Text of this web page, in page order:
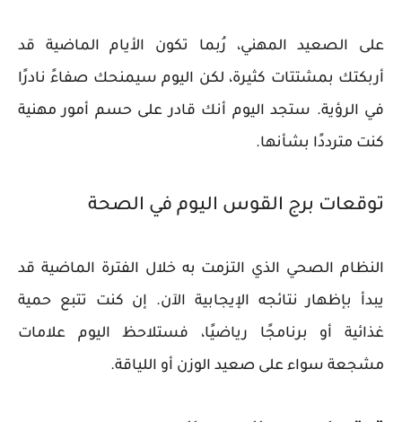
على الصعيد المهني، رُبما تكون الأيام الماضية قد
أربكتك بمشتتات كثيرة، لكن اليوم سيمنحك صفاءً نادرًا
في الرؤية. ستجد اليوم أنك قادر على حسم أمور مهنية
كنت مترددًا بشأنها.
توقعات برج القوس اليوم في الصحة
النظام الصحي الذي التزمت به خلال الفترة الماضية قد
يبدأ بإظهار نتائجه الإيجابية الآن. إن كنت تتبع حمية
غذائية أو برنامجًا رياضيًا، فستلاحظ اليوم علامات
مشجعة سواء على صعيد الوزن أو اللياقة.